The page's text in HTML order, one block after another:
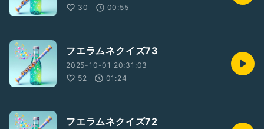
30
00:55
フエラムネクイズ73
2025-10-01 20:31:03
52
01:24
フエラムネクイズ72